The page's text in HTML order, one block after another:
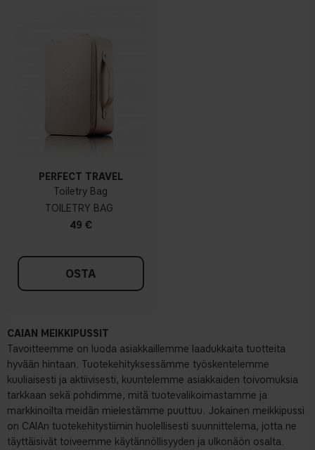
PERFECT TRAVEL
Toiletry Bag
TOILETRY BAG
49 €
OSTA
CAIAN MEIKKIPUSSIT
Tavoitteemme on luoda asiakkaillemme laadukkaita tuotteita
hyvään hintaan. Tuotekehityksessämme työskentelemme
kuuliaisesti ja aktiivisesti, kuuntelemme asiakkaiden toivomuksia
tarkkaan sekä pohdimme, mitä tuotevalikoimastamme ja
markkinoilta meidän mielestämme puuttuu. Jokainen meikkipussi
on CAIAn tuotekehitystiimin huolellisesti suunnittelema, jotta ne
täyttäisivät toiveemme käytännöllisyyden ja ulkonäön osalta.